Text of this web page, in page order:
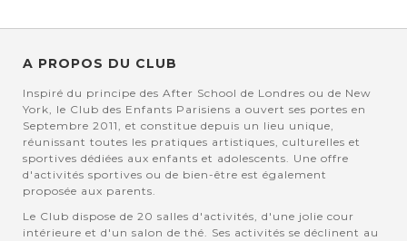
A PROPOS DU CLUB
Inspiré du principe des After School de Londres ou de New
York, le Club des Enfants Parisiens a ouvert ses portes en
Septembre 2011, et constitue depuis un lieu unique,
réunissant toutes les pratiques artistiques, culturelles et
sportives dédiées aux enfants et adolescents. Une offre
d'activités sportives ou de bien-être est également
proposée aux parents.
Le Club dispose de 20 salles d'activités, d'une jolie cour
intérieure et d'un salon de thé. Ses activités se déclinent au